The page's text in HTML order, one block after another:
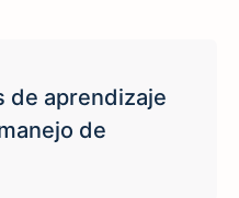
de aprendizaje
de